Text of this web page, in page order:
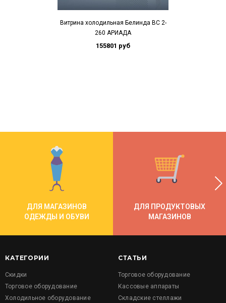
Витрина холодильная Белинда BС 2-
260 АРИАДА
155801 руб
ДЛЯ МАГАЗИНОВ
ОДЕЖДЫ И ОБУВИ
ДЛЯ ПРОДУКТОВЫХ
МАГАЗИНОВ
КАТЕГОРИИ
Скидки
Торговое оборудование
Холодильное оборудование
СТАТЬИ
Торговое оборудование
Кассовые аппараты
Складские стеллажи